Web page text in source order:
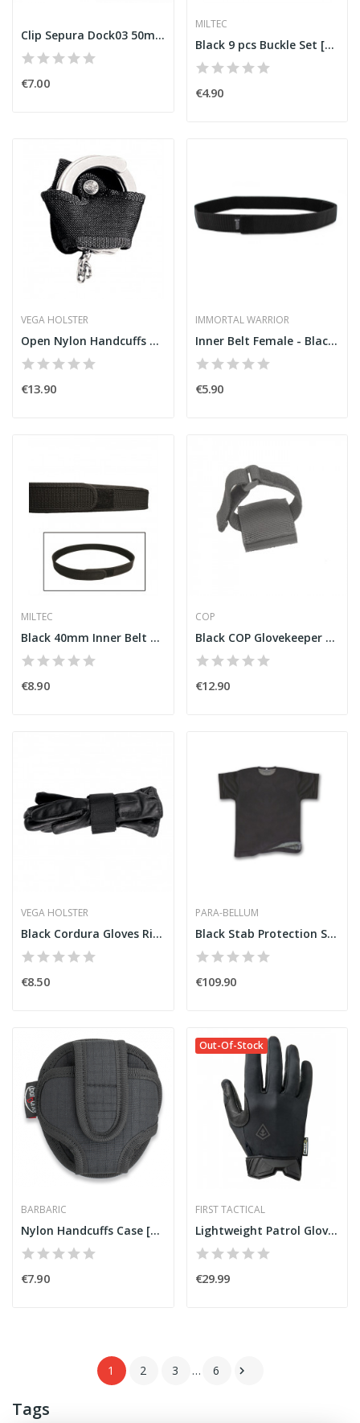
Tags
Clip Sepura Dock03 50mm
€7.00
MILTEC
Black 9 pcs Buckle Set [Miltec]
€4.90
VEGA HOLSTER
Open Nylon Handcuffs Case [VEGA]
€13.90
IMMORTAL WARRIOR
Inner Belt Female - Black [Immortal Warrior]
€5.90
MILTEC
Black 40mm Inner Belt w/ Hook&Loop [Miltec]
€8.90
COP
Black COP Glovekeeper Medium
€12.90
VEGA HOLSTER
Black Cordura Gloves Ring [Vega]
€8.50
PARA-BELLUM
Black Stab Protection Shirt [ParaBellum]
€109.90
BARBARIC
Nylon Handcuffs Case [Barbaric]
€7.90
Out-Of-Stock
FIRST TACTICAL
Lightweight Patrol Gloves Black [First Tactical]
€29.99
1 2 3 … 6 